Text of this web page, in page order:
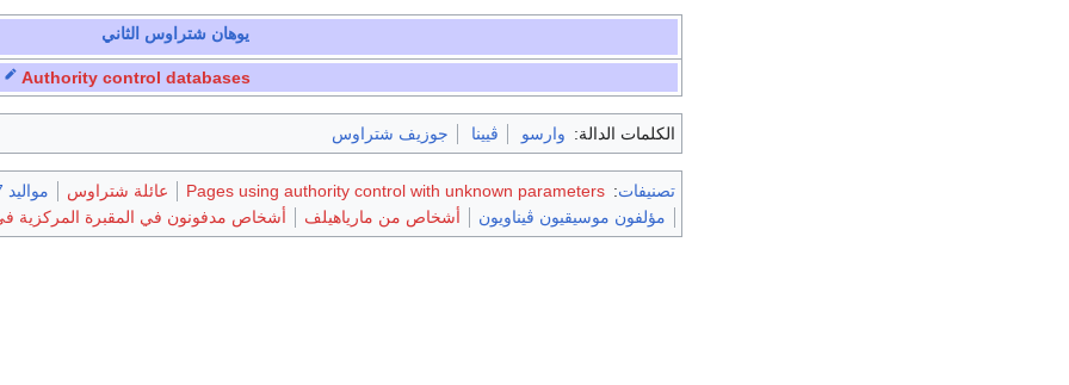
يوهان شتراوس الثاني
Authority control databases
الكلمات الدالة: وارسو ڤيينا جوزيف شتراوس
تصنيفات:
Pages using authority control with unknown parameters عائلة شتراوس
مواليد 1827
مؤلفون موسيقيون ڤيناويون
أشخاص من مارياهيلف أشخاص مدفونون في المقبرة المركزية في